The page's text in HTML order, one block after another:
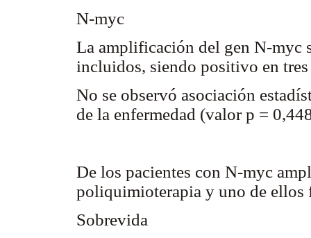
N-myc
La amplificación del gen N-myc
incluidos, siendo positivo en
No se observó asociación
de la enfermedad (valor p =
De los pacientes con N-myc
poliquimioterapia y uno de
Sobrevida